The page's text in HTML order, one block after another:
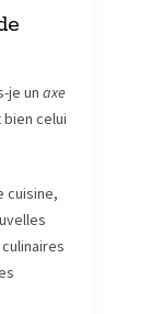
je un axe
celui
cuisine,